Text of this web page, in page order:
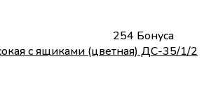
254 Бонуса
с ящиками (цветная) ДС-35/1/2